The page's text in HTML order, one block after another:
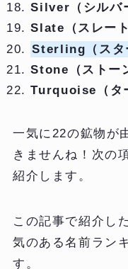
Silver（シルバ
Slate（スレー
Sterling（スタ
Stone（ストー
Turquoise（タ
一気に22の鉱物が
きませんね！次の
紹介します。
この記事で紹介し
気のある名前ラン
す。